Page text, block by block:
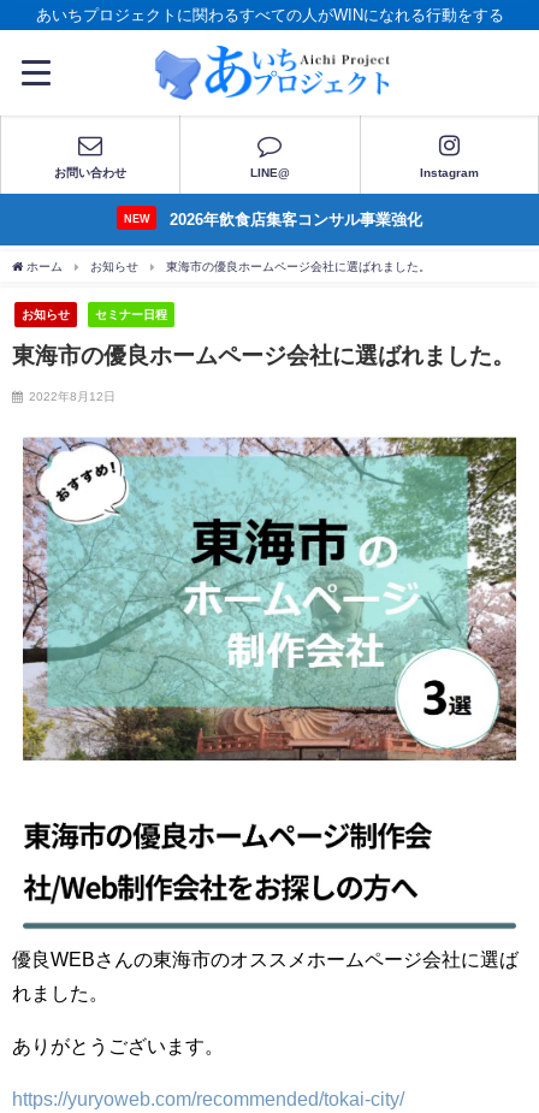
あいちプロジェクトに関わるすべての人がWINになれる行動をする
お問い合わせ LINE@ Instagram
NEW 2026年飲食店集客コンサル事業強化
ホーム お知らせ 東海市の優良ホームページ会社に選ばれました。
お知らせ セミナー日程
東海市の優良ホームページ会社に選ばれました。
2022年8月12日
優良WEBさんの東海市のオススメホームページ会社に選ば
れました。
ありがとうございます。
https://yuryoweb.com/recommended/tokai-city/